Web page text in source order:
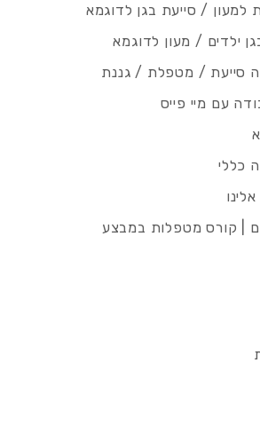
למעון / סייעת בגן לדוגמא
ילדים / מעון לדוגמא
סייעת / מטפלת / גננת
עם מיי פייס
כללי
| קורס מטפלות במבצע